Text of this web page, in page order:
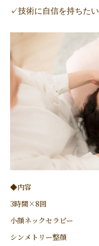
✓技術に自信を持ちたい
◆内容
3時間×8回
小顔ネックセラピー
シンメトリー整顔